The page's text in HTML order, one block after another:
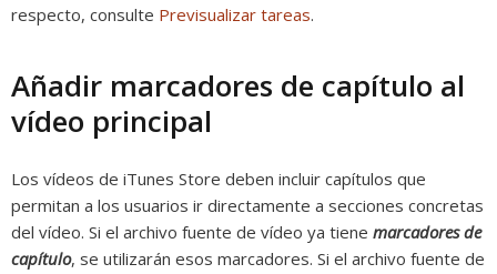
respecto, consulte Previsualizar tareas.
Añadir marcadores de capítulo al
vídeo principal
Los vídeos de iTunes Store deben incluir capítulos que
permitan a los usuarios ir directamente a secciones concretas
del vídeo. Si el archivo fuente de vídeo ya tiene marcadores de
capítulo, se utilizarán esos marcadores. Si el archivo fuente de